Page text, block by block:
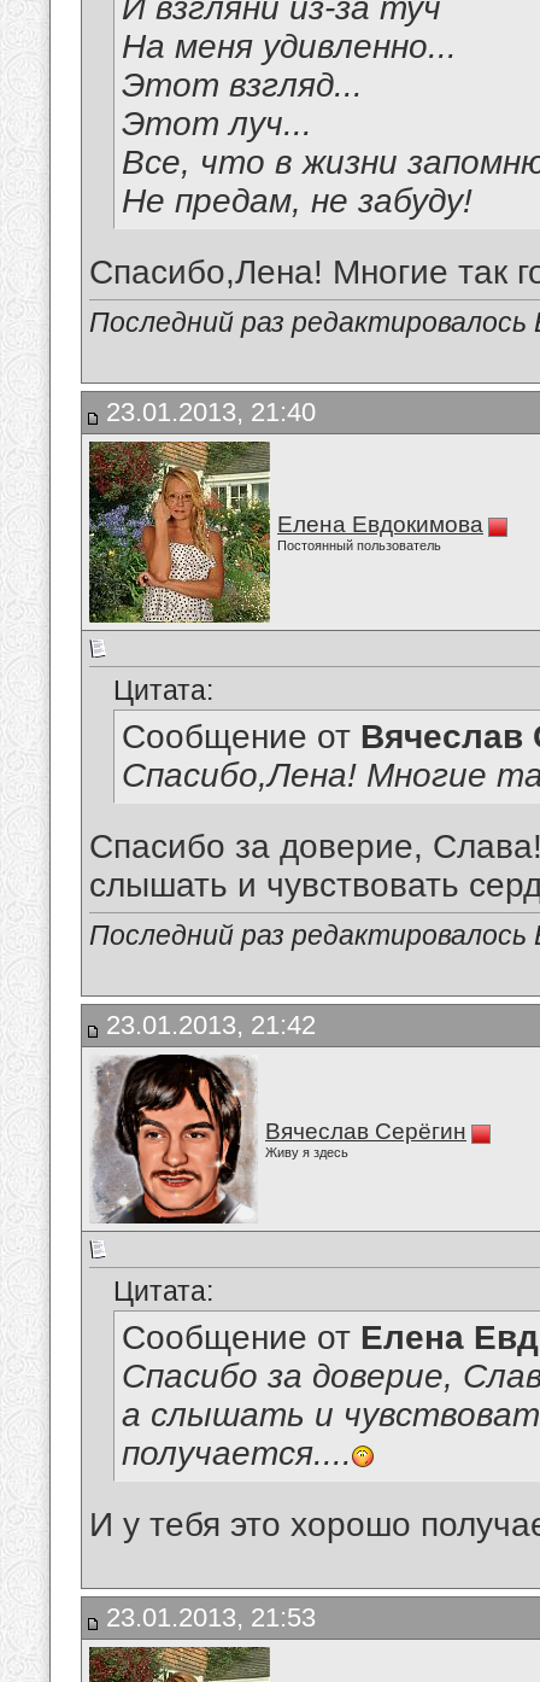
И взгляни из-за туч
На меня удивленно...
Этот взгляд...
Этот луч...
Все, что в жизни
Не предам, не забуду!
Спасибо,Лена! Многие так
Последний раз
23.01.2013, 21:40
Елена Евдокимова
Постоянный пользователь
Цитата:
Сообщение от Вячеслав
Спасибо,Лена! Многие
Спасибо за доверие,
слышать и чувствовать
Последний раз
23.01.2013, 21:42
Вячеслав Серёгин
Живу я здесь
Цитата:
Сообщение от Елена
Спасибо за доверие,
а слышать и
получается....
И у тебя это хорошо
23.01.2013, 21:53